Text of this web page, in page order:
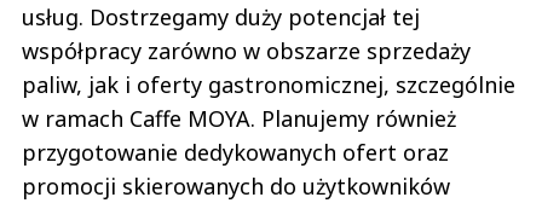
usług. Dostrzegamy duży potencjał tej
współpracy zarówno w obszarze sprzedaży
paliw, jak i oferty gastronomicznej, szczególnie
w ramach Caffe MOYA. Planujemy również
przygotowanie dedykowanych ofert oraz
promocji skierowanych do użytkowników